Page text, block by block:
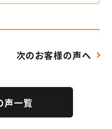
声一覧
次のお客様の声へ